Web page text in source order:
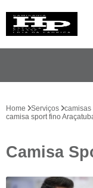
Home Serviços camisas
camisa sport fino
Camisa